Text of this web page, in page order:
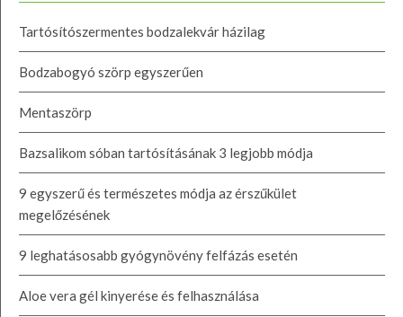
Tartósítószermentes bodzalekvár házilag
Bodzabogyó szörp egyszerűen
Mentaszörp
Bazsalikom sóban tartósításának 3 legjobb módja
9 egyszerű és természetes módja az érszűkület
megelőzésének
9 leghatásosabb gyógynövény felfázás esetén
Aloe vera gél kinyerése és felhasználása